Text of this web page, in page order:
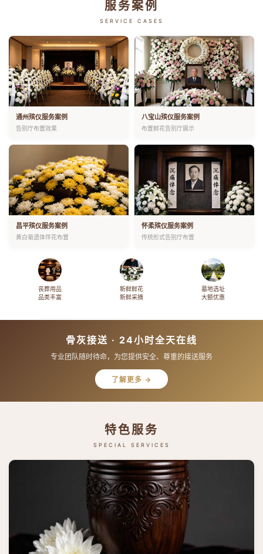
服务案例
SERVICE CASES
通州殡仪服务案例
告别厅布置效果
八宝山殡仪服务案例
布置鲜花告别厅展示
昌平殡仪服务案例
黄白菊遗体伴花布置
怀柔殡仪服务案例
传统形式告别厅布置
丧葬用品
品类丰富
新鲜鲜花
新鲜采摘
墓地选址
大额优惠
骨灰接送 · 24小时全天在线
专业团队随时待命，为您提供安全、尊重的接送服务
了解更多 →
特色服务
SPECIAL SERVICES